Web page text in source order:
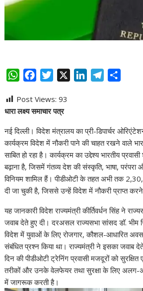
W
a
t
s
A
p
p
c
e
b
o
o
k
i
t
t
e
r
e
d
I
n
g
r
a
m
e
Post Views: 93
धारा लक्ष्य समाचार पत्र
नई दिल्ली। विदेश मंत्रालय का प्री-डिपार्चर
कार्यक्रम विदेश में नौकरी पाने की चाहत रखने वाले
साबित हो रहा है। कार्यक्रम का उद्देश्य भारतीय
बढ़ाना है, जिसमें गंतव्य देश की संस्कृति, भाषा, परंपरा
विनियम शामिल हैं। पीडीओटी के तहत अभी तक
दी जा चुकी है, जिससे उन्हें विदेश में नौकरी प्राप्त
यह जानकारी विदेश राज्यमंत्री कीर्तिवर्धन सिंह ने
जवाब देते हुए दी। दरअसल राज्यसभा सांसद डॉ. भीम
विदेश में युवाओं के लिए रोजगार, कौशल-आधारित
संबंधित प्रश्न किया था। राज्यमंत्री ने इसका जवाब
दिन की पीडीओटी ट्रेनिंग प्रवासी मजदूरों को
तरीकों और उनके वेलफेयर तथा सुरक्षा के लिए अलग-
में जागरूक करती है।